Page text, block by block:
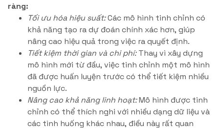
ràng:
Tối ưu hóa hiệu suất:Các mô hình tinh chỉnh có
khả năng tạo ra dự đoán chính xác hơn, giúp
nâng cao hiệu quả trong việc ra quyết định.
Tiết kiệm thời gian và chi phí:Thay vì xây dựng
mô hình mới từ đầu, việc tinh chỉnh một mô hình
đã được huấn luyện trước có thể tiết kiệm nhiều
nguồn lực.
Nâng cao khả năng linh hoạt:Mô hình được tinh
chỉnh có thể thích nghi với nhiều dạng dữ liệu và
các tình huống khác nhau, điều này rất quan